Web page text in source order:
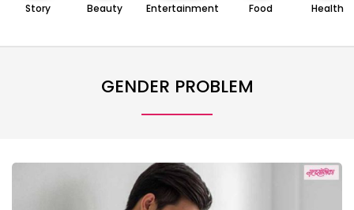
Story Beauty Entertainment Food Health
GENDER PROBLEM